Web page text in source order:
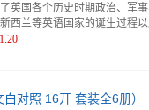
英国各个历史时期政治、军
西兰等英语国家的诞生过程
对照 16开 套装全6册）